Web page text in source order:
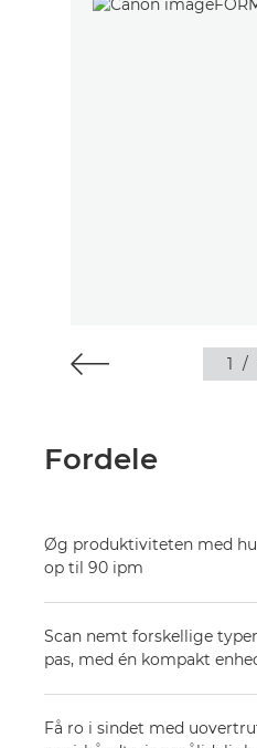
1 /
Fordele
Øg produktiviteten med
op til 90 ipm
Scan nemt forskellige
pas, med én kompakt
Få ro i sindet med